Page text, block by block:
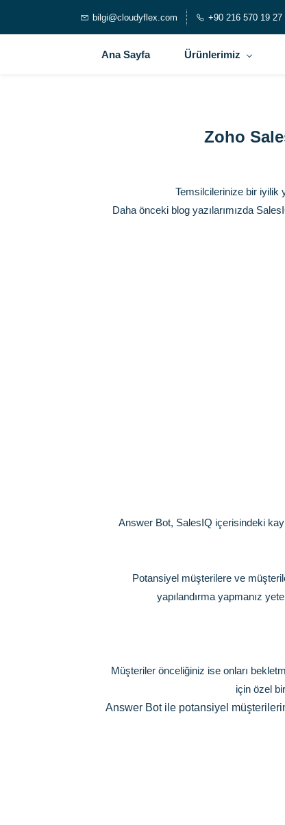
bilgi@cloudyflex.com +90 216 570 19 27
Ana Sayfa Ürünlerimiz
Zoho
Temsilcilerinize bir iyilik
Daha önceki blog yazılarımızda
Answer Bot, SalesIQ içerisindeki
Potansiyel müşterilere ve
yapılandırma yapmanız
Müşteriler önceliğiniz ise onları
için özel
Answer Bot ile potansiyel